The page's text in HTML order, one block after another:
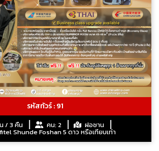
รหัสทัวร์ : 91
/ 3 คืน คน: 2 ฝอซาน
Shunde Foshan 5 ดาว หรือเทียบเท่า